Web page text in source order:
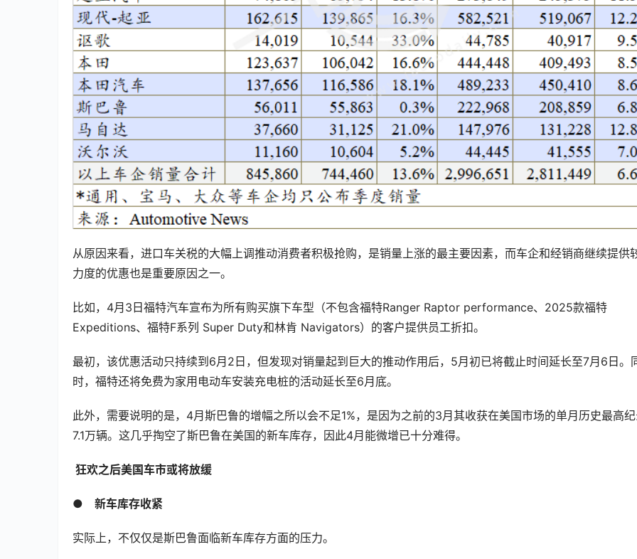
从原因来看，进口车关税的大幅上调推动消费者积极抢购，是销量上涨的最主要因素，而车企和经销商继续提供
力度的优惠也是重要原因之一。
比如，4月3日福特汽车宣布为所有购买旗下车型（不包含福特Ranger Raptor performance、2025款福特
Expeditions、福特F系列 Super Duty和林肯 Navigators）的客户提供员工折扣。
最初，该优惠活动只持续到6月2日，但发现对销量起到巨大的推动作用后，5月初已将截止时间延长至7月6日。
时，福特还将免费为家用电动车安装充电桩的活动延长至6月底。
此外，需要说明的是，4月斯巴鲁的增幅之所以会不足1%，是因为之前的3月其收获在美国市场的单月历史最高
7.1万辆。这几乎掏空了斯巴鲁在美国的新车库存，因此4月能微增已十分难得。
狂欢之后美国车市或将放缓
● 新车库存收紧
实际上，不仅仅是斯巴鲁面临新车库存方面的压力。